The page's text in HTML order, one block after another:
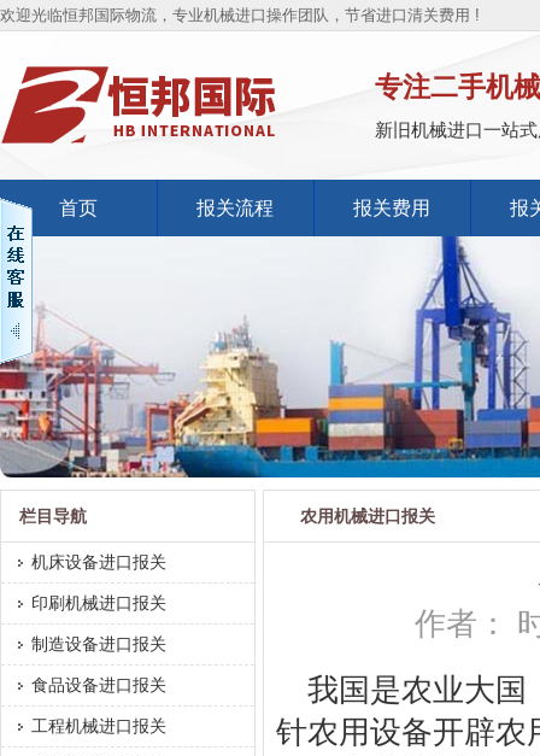
欢迎光临恒邦国际物流，专业机械进口操作团队，节省进口清关费用 !
专注二手机
新旧机械进口一站
首页 报关流程 报关费用 报
栏目导航
机床设备进口报关
印刷机械进口报关
制造设备进口报关
食品设备进口报关
工程机械进口报关
农用机械进口报关
作者：
我国是农业大国
针农用设备开辟农